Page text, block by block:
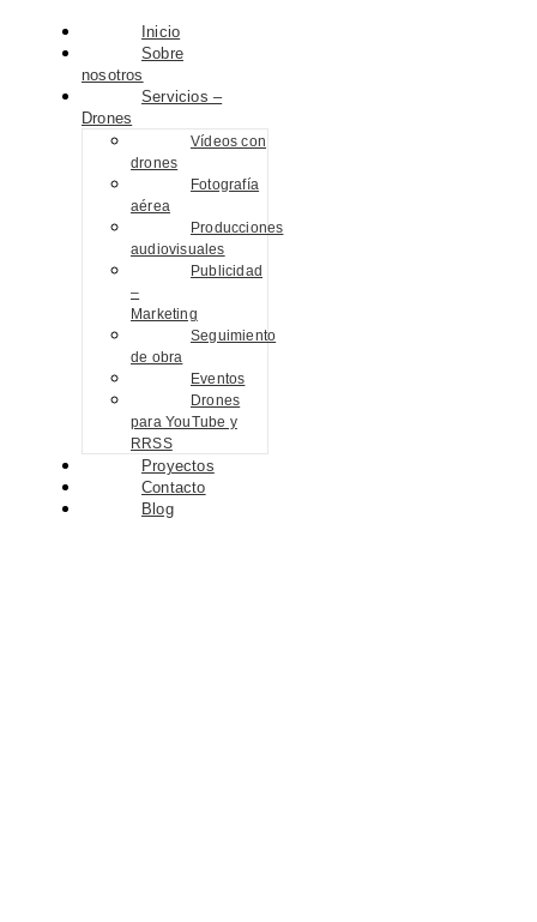
Inicio
Sobre
nosotros
Servicios –
Drones
Vídeos con
drones
Fotografía
aérea
Producciones
audiovisuales
Publicidad
–
Marketing
Seguimiento
de obra
Eventos
Drones
para YouTube y
RRSS
Proyectos
Contacto
Blog